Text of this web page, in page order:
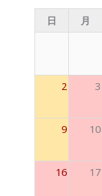
日 月
2 3
9 10
16 17